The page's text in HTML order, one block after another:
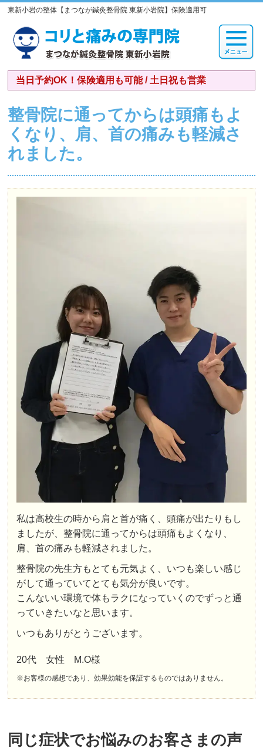
東新小岩の整体【まつなが鍼灸整骨院 東新小岩院】保険適用可
当日予約OK！保険適用も可能 / 土日祝も営業
整骨院に通ってからは頭痛もよ
くなり、肩、首の痛みも軽減さ
れました。
私は高校生の時から肩と首が痛く、頭痛が出たりもし
ましたが、整骨院に通ってからは頭痛もよくなり、
肩、首の痛みも軽減されました。
整骨院の先生方もとても元気よく、いつも楽しい感じ
がして通っていてとても気分が良いです。
こんないい環境で体もラクになっていくのでずっと通
っていきたいなと思います。
いつもありがとうございます。
20代 女性 M.O様
※お客様の感想であり、効果効能を保証するものではありません。
同じ症状でお悩みのお客さまの声